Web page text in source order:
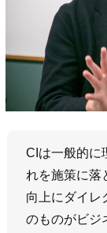
CIは一般的に
れを施策に落
向上にダイレ
のものがビジ